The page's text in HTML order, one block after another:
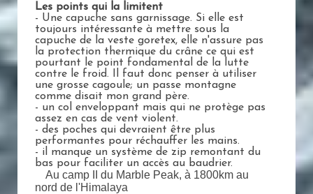
Les points qui la limitent
- Une capuche sans garnissage. Si elle est
toujours intéressante à mettre sous la
capuche de la veste goretex, elle n'assure pas
la protection thermique du crâne ce qui est
pourtant le point fondamental de la lutte
contre le froid. Il faut donc penser à utiliser
une grosse cagoule; un passe montagne
comme disait mon grand père.
- un col enveloppant mais qui ne protège pas
assez en cas de vent violent.
- des poches qui devraient être plus
performantes pour réchauffer les mains.
- il manque un système de zip remontant du
bas pour faciliter un accès au baudrier.
Au camp II du Marble Peak, à 1800km au
nord de l'Himalaya